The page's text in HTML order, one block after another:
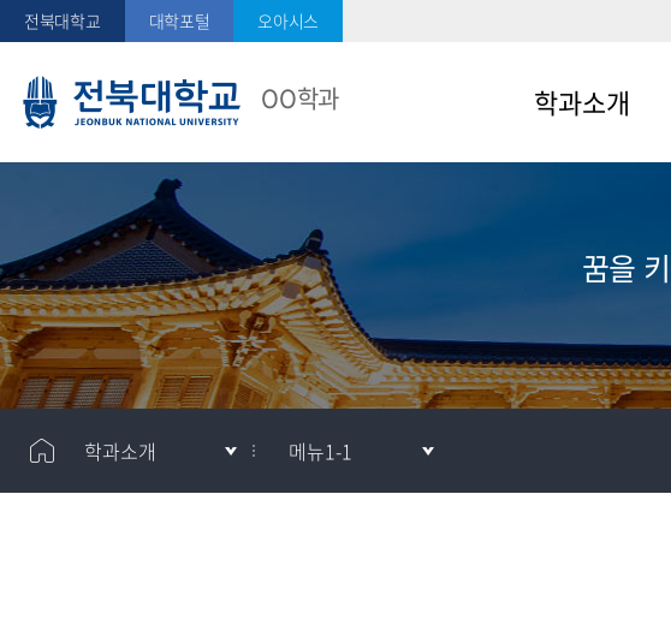
전북대학교 대학포털 오아시스
OO학과 학과소개
꿈을
학과소개 메뉴1-1